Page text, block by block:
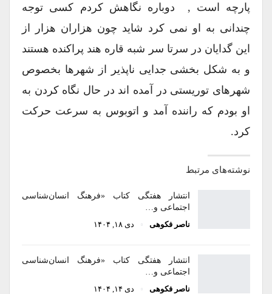
پارچه است , دوباره نگاهش کردم کسی توجه
چندانی به او نمی کرد شاید چون هزاران هزار از
این گدایان در سرتا سر شبه قاره هند پراکنده هستند
و به شکل بخشی جدایی ناپذیر از شهرها بخصوص
شهرهای توریستی در آمده اند در حال نگاه کردن به
او بودم که راننده آمد و اتوبوس به سرعت حرکت
کرد.
نوشته‌های مرتبط
انتشار هفتگی کتاب «فرهنگ انسان‌شناسی
اجتماعی و…
ناصر فکوهی
دی ۱۸, ۱۴۰۴
انتشار هفتگی کتاب «فرهنگ انسان‌شناسی
اجتماعی و…
ناصر فکوهی
دی ۱۴, ۱۴۰۴